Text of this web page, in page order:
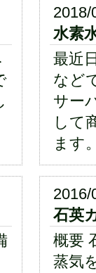
2018/
水素
最近
など
サー
して
ます
2016/
石英
概要
蒸気